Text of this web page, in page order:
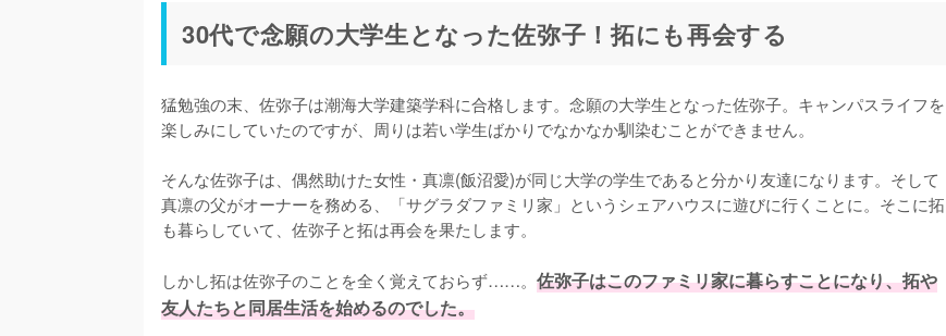
30代で念願の大学生となった佐弥子！拓にも再会する
猛勉強の末、佐弥子は潮海大学建築学科に合格します。念願の大学生となった佐弥子。キャンパスライフを
楽しみにしていたのですが、周りは若い学生ばかりでなかなか馴染むことができません。
そんな佐弥子は、偶然助けた女性・真凛(飯沼愛)が同じ大学の学生であると分かり友達になります。そして
真凛の父がオーナーを務める、「サグラダファミリ家」というシェアハウスに遊びに行くことに。そこに拓
も暮らしていて、佐弥子と拓は再会を果たします。
しかし拓は佐弥子のことを全く覚えておらず……。 佐弥子はこのファミリ家に暮らすことになり、拓や
友人たちと同居生活を始めるのでした。